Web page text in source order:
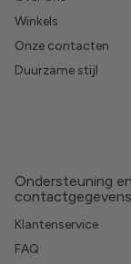
Winkels
Onze contacten
Duurzame stijl
Ondersteuning en
contactgegevens
Klantenservice
FAQ